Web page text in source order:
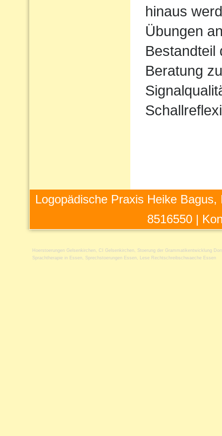
hinaus
Übungen
Bestandteil
Beratung
Logopädische Praxis Heike
8516550 |
Hoerstoerungen Gelsenkirchen CI Gelsenkirchen
Stoerung der Grammatikentwicklung
Sprachtherapie in Essen
Sprechstoerungen Essen Lese Rechtschreibschwaeche Essen